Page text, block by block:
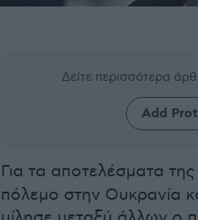
Δείτε περισσότερα
Add
Για τα αποτελέσματα
πόλεμο στην Ουκρανία